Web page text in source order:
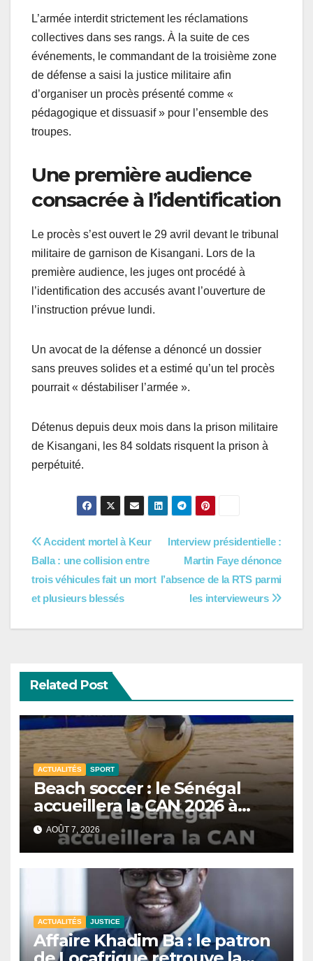
L’armée interdit strictement les réclamations
collectives dans ses rangs. À la suite de ces
événements, le commandant de la troisième zone
de défense a saisi la justice militaire afin
d’organiser un procès présenté comme «
pédagogique et dissuasif » pour l’ensemble des
troupes.
Une première audience
consacrée à l’identification
Le procès s’est ouvert le 29 avril devant le tribunal
militaire de garnison de Kisangani. Lors de la
première audience, les juges ont procédé à
l’identification des accusés avant l’ouverture de
l’instruction prévue lundi.
Un avocat de la défense a dénoncé un dossier
sans preuves solides et a estimé qu’un tel procès
pourrait « déstabiliser l’armée ».
Détenus depuis deux mois dans la prison militaire
de Kisangani, les 84 soldats risquent la prison à
perpétuité.
Navigation
de
l’article
Interview présidentielle :
Martin Faye dénonce
l’absence de la RTS parmi
les intervieweurs
Accident mortel à Keur
Balla : une collision entre
trois véhicules fait un mort
et plusieurs blessés
Related Post
ACTUALITÉS SPORT
Beach soccer : le Sénégal
accueillera la CAN 2026 à
Dakar.
AOÛT 7, 2026
ACTUALITÉS JUSTICE
Affaire Khadim Ba : le patron